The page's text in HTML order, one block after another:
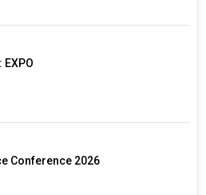
EXPO
Conference 2026